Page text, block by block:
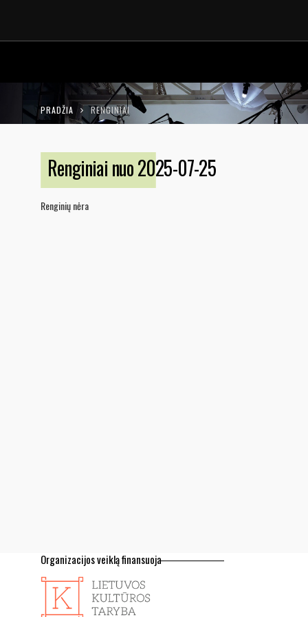
LT EN
PRADŽIA RENGINIAI
Renginiai nuo 2025-07-25
Renginių nėra
Organizacijos veiklą finansuoja